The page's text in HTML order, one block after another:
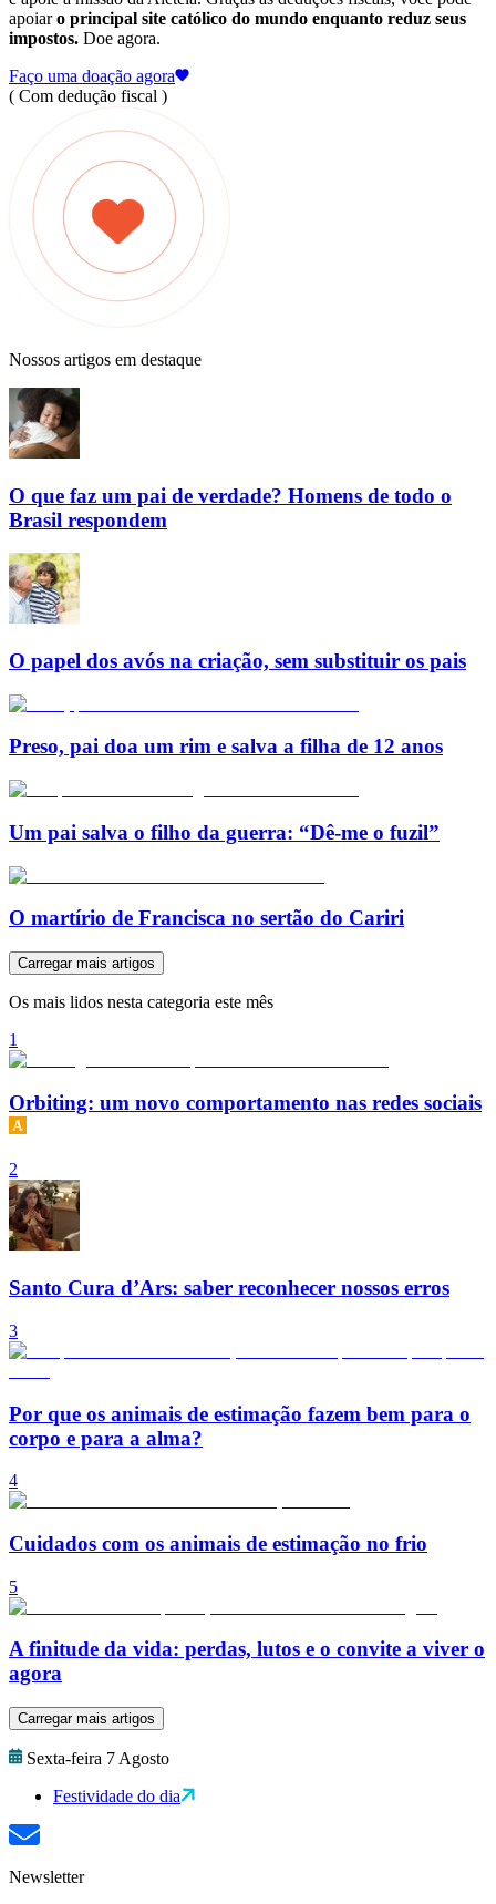
apoiaro principal site católico do mundo enquanto reduz seus
impostos. Doe agora.
Faço uma doação agora
( Com dedução fiscal )
Nossos artigos em destaque
O que faz um pai de verdade? Homens de todo o
Brasil respondem
O papel dos avós na criação, sem substituir os pais
Preso, pai doa um rim e salva a filha de 12 anos
Um pai salva o filho da guerra: “Dê-me o fuzil”
O martírio de Francisca no sertão do Cariri
Carregar mais artigos
Os mais lidos nesta categoria este mês
1
Orbiting: um novo comportamento nas redes sociais
2
Santo Cura d’Ars: saber reconhecer nossos erros
3
Por que os animais de estimação fazem bem para o
corpo e para a alma?
4
Cuidados com os animais de estimação no frio
5
A finitude da vida: perdas, lutos e o convite a viver o
agora
Carregar mais artigos
Sexta-feira 7 Agosto
Festividade do dia
Newsletter